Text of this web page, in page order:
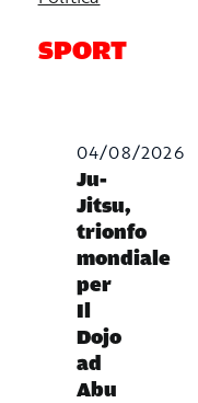
SPORT
04/08/2026
Ju-
Jitsu,
trionfo
mondiale
per
Il
Dojo
ad
Abu